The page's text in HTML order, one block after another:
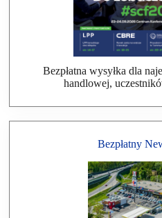
Bezpłatna wysyłka dla
handlowej,
Bezpłatny